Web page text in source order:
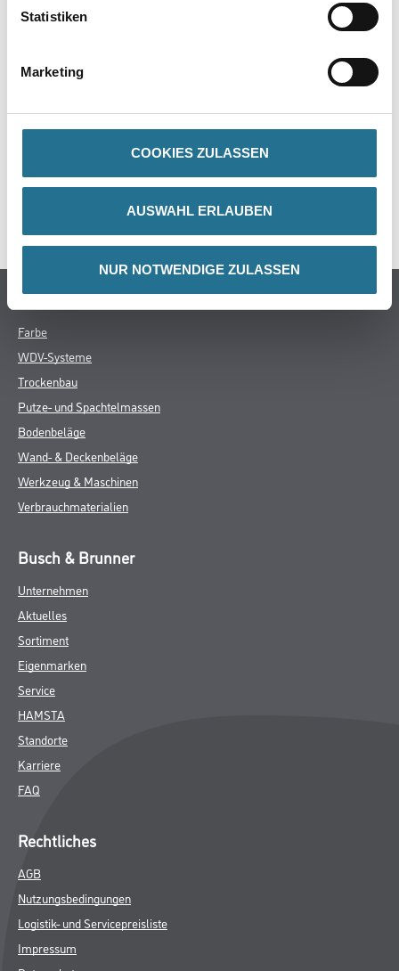
Statistiken
Marketing
COOKIES ZULASSEN
AUSWAHL ERLAUBEN
NUR NOTWENDIGE ZULASSEN
GEFAHRENHINWEISE
DATENBLÄTTER
SPEZIFIKATIONEN
Online-Shop
Farbe
WDV-Systeme
Trockenbau
Putze- und Spachtelmassen
Bodenbeläge
Wand- & Deckenbeläge
Werkzeug & Maschinen
Verbrauchmaterialien
Busch & Brunner
Unternehmen
Aktuelles
Sortiment
Eigenmarken
Service
HAMSTA
Standorte
Karriere
FAQ
Rechtliches
AGB
Nutzungsbedingungen
Logistik- und Servicepreisliste
Impressum